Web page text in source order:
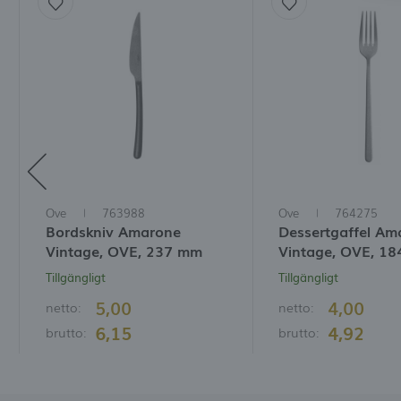
Ove 763988
Bordskniv Amarone
Vintage, OVE, 237 mm
Tillgängligt
netto: 5,00
brutto: 6,15
Ove 764275
Dessertgaffel
Vintage, OVE,
Tillgängligt
netto: 4,00
brutto: 4,92